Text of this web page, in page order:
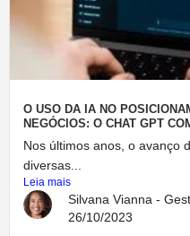
O USO DA IA NO
NEGÓCIOS: O CHAT GPT
Nos últimos anos, o avanço
diversas...
Leia mais
Silvana Vianna -
26/10/2023